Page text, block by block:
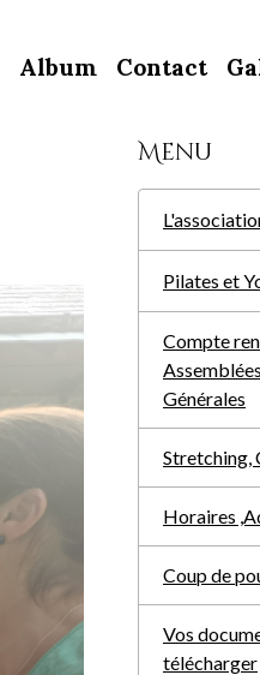
Album Contact
Menu
Pilates et
Compte
Assemblées
Générales
Stretching,
Horaires
Coup de
Vos
télécharger